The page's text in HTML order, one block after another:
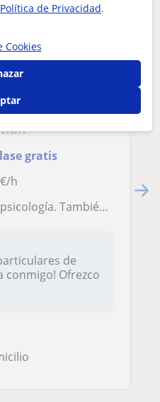
gratis
€/h
psicológica basada en la evidencia científica
de
conmigo! Ofrezco
Política de Privacidad.
Cookies